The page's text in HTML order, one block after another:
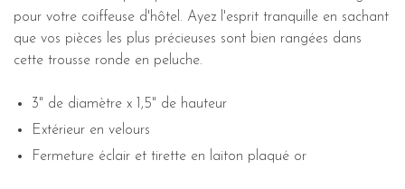
pour votre coiffeuse d'hôtel. Ayez l'esprit tranquille en sachant
que vos pièces les plus précieuses sont bien rangées dans
cette trousse ronde en peluche.
3" de diamètre x 1,5" de hauteur
Extérieur en velours
Fermeture éclair et tirette en laiton plaqué or